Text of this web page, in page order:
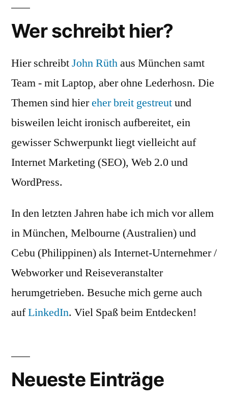
Wer schreibt hier?
Hier schreibtJohn Rüthaus München samt
Team - mit Laptop, aber ohne Lederhosn. Die
Themen sind hiereher breit gestreutund
bisweilen leicht ironisch aufbereitet, ein
gewisser Schwerpunkt liegt vielleicht auf
Internet Marketing (SEO), Web 2.0 und
WordPress.
In den letzten Jahren habe ich mich vor allem
in München, Melbourne (Australien) und
Cebu (Philippinen) als Internet-Unternehmer /
Webworker und Reiseveranstalter
herumgetrieben. Besuche mich gerne auch
aufLinkedIn. Viel Spaß beim Entdecken!
Neueste Einträge